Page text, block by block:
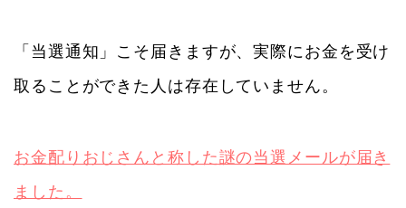
「当選通知」こそ届きますが、実際にお金を受け
取ることができた人は存在していません。
お金配りおじさんと称した謎の当選メールが届き
ました。